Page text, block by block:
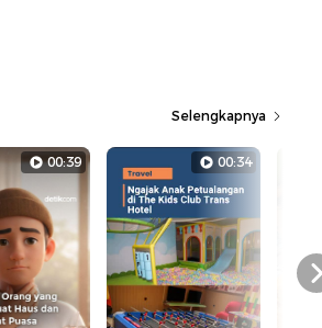
Selengkapnya
00:39 00:34